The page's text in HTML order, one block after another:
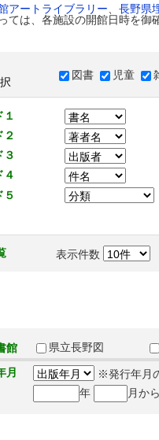
アートライブラリー
長野県
ては、各施設の開館日時を御
図書 児童
１
２
３
４
５
表示件数
館 県立長野図
月
※発行年月
年
月から